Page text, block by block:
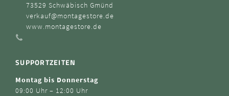
73529 Schwäbisch Gmünd
verkauf@montagestore.de
www.montagestore.de
SUPPORTZEITEN
Montag bis Donnerstag
09:00 Uhr – 12:00 Uhr